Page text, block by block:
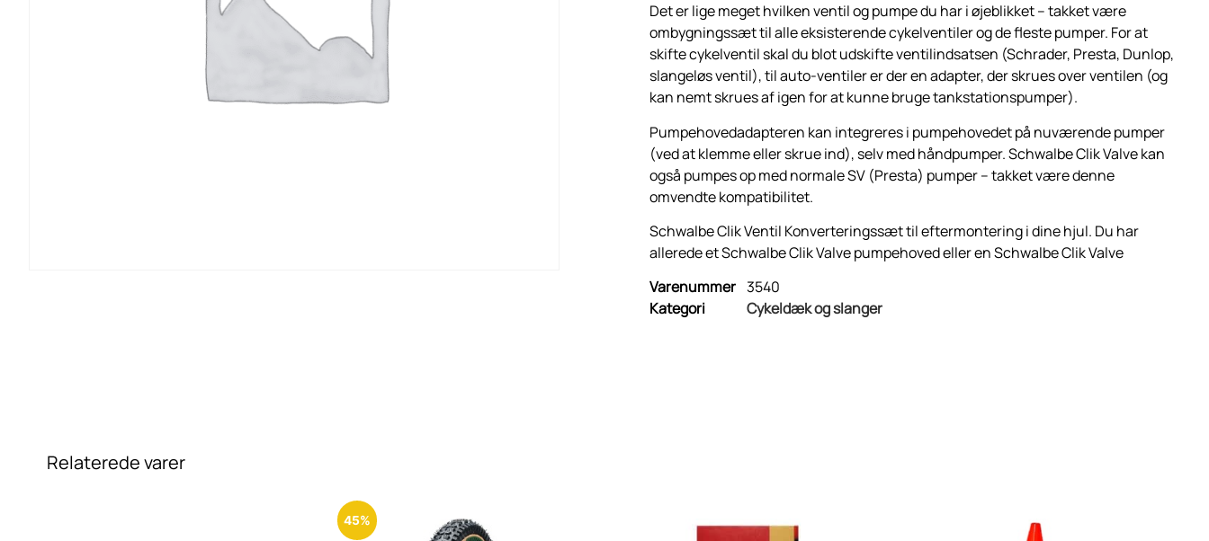
Det er lige meget hvilken ventil og pumpe du har i øjeblikket – takket være
ombygningssæt til alle eksisterende cykelventiler og de fleste pumper. For at
skifte cykelventil skal du blot udskifte ventilindsatsen (Schrader, Presta, Dunlop,
slangeløs ventil), til auto-ventiler er der en adapter, der skrues over ventilen (og
kan nemt skrues af igen for at kunne bruge tankstationspumper).
Pumpehovedadapteren kan integreres i pumpehovedet på nuværende pumper
(ved at klemme eller skrue ind), selv med håndpumper. Schwalbe Clik Valve kan
også pumpes op med normale SV (Presta) pumper – takket være denne
omvendte kompatibilitet.
Schwalbe Clik Ventil Konverteringssæt til eftermontering i dine hjul. Du har
allerede et Schwalbe Clik Valve pumpehoved eller en Schwalbe Clik Valve
Varenummer 3540
Kategori
Cykeldæk og slanger
Relaterede varer
45%